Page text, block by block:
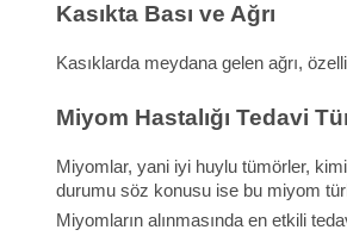
Kasıkta Bası ve Ağrı
Kasıklarda meydana gelen ağrı,
Miyom Hastalığı Tedavi
Miyomlar, yani iyi huylu tümörler,
durumu söz konusu ise bu miyom
Miyomların alınmasında en etkili